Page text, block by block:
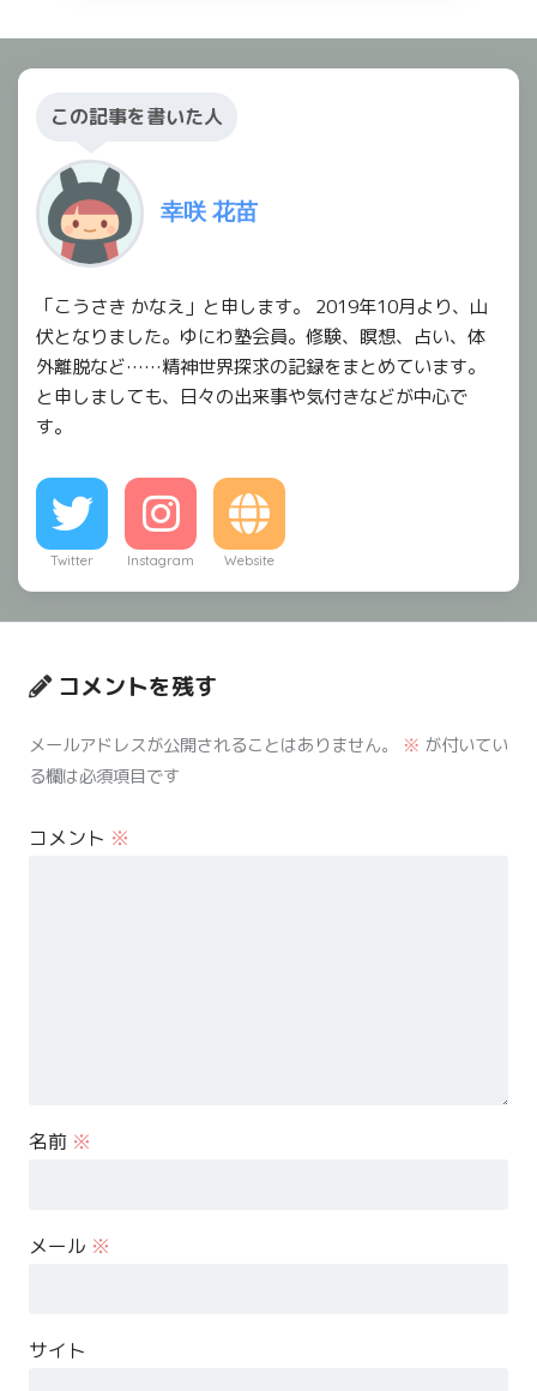
この記事を書いた人
幸咲 花苗
「こうさき かなえ」と申します。 2019年10月より、山
伏となりました。ゆにわ塾会員。修験、瞑想、占い、体
外離脱など……精神世界探求の記録をまとめています。
と申しましても、日々の出来事や気付きなどが中心で
す。
Twitter Instagram Website
コメントを残す
メールアドレスが公開されることはありません。 ※ が付いてい
る欄は必須項目です
コメント ※
名前 ※
メール ※
サイト